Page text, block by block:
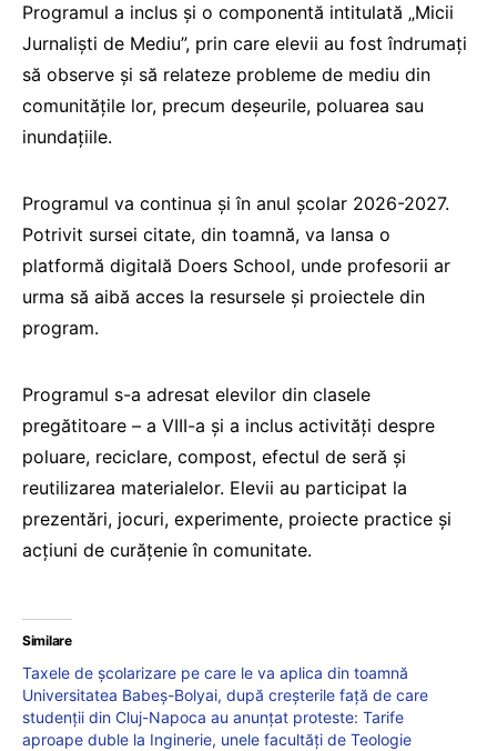
Programul a inclus și o componentă intitulată „Micii
Jurnaliști de Mediu”, prin care elevii au fost îndrumați
să observe și să relateze probleme de mediu din
comunitățile lor, precum deșeurile, poluarea sau
inundațiile.
Programul va continua și în anul școlar 2026-2027.
Potrivit sursei citate, din toamnă, va lansa o
platformă digitală Doers School, unde profesorii ar
urma să aibă acces la resursele și proiectele din
program.
Programul s-a adresat elevilor din clasele
pregătitoare – a VIII-a și a inclus activități despre
poluare, reciclare, compost, efectul de seră și
reutilizarea materialelor. Elevii au participat la
prezentări, jocuri, experimente, proiecte practice și
acțiuni de curățenie în comunitate.
Similare
Taxele de școlarizare pe care le va aplica din toamnă
Universitatea Babeș-Bolyai, după creșterile față de care
studenții din Cluj-Napoca au anunțat proteste: Tarife
aproape duble la Inginerie, unele facultăți de Teologie